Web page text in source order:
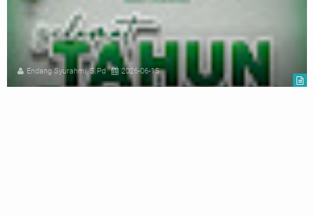
Endang Syurahmi, S.Pd 2026-06-15